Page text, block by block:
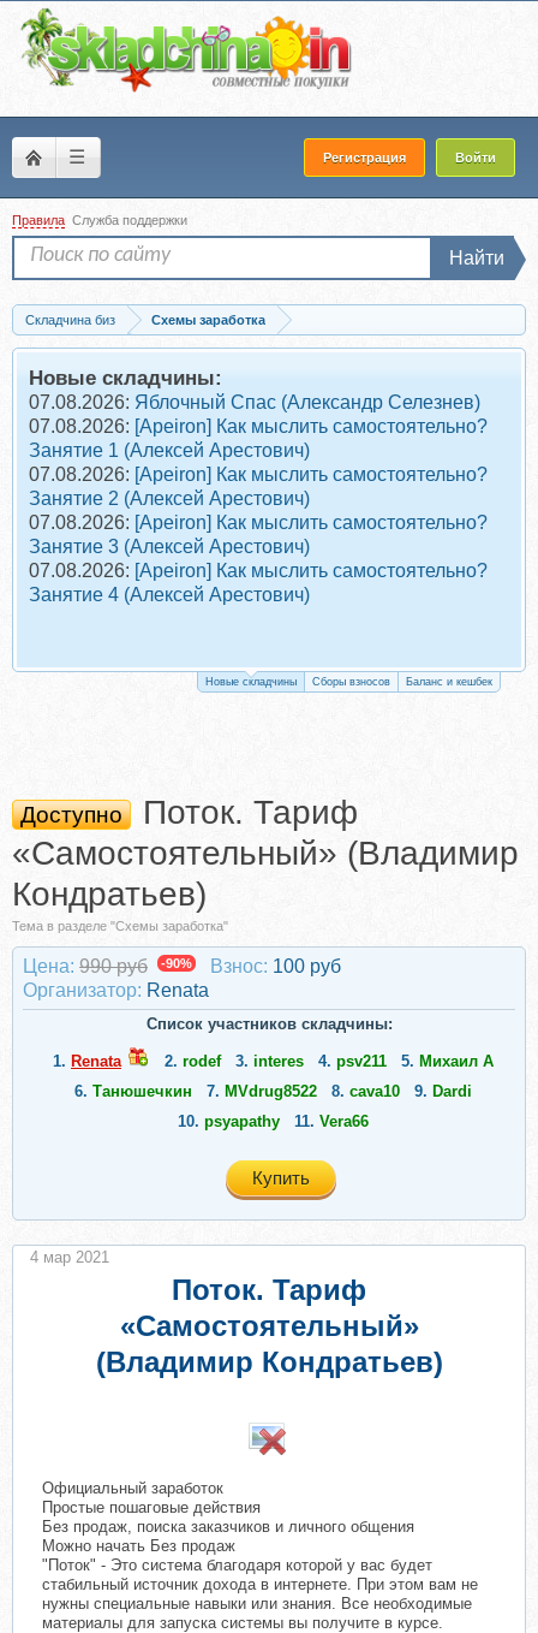
☰ Регистрация Войти
Правила Служба поддержки
Найти
Складчина биз
Схемы заработка
Скачать Поток. Тариф «Самостоятельный» (Владимир Кондратьев)
Новые складчины:
07.08.2026: Яблочный Спас (Александр Селезнев)
07.08.2026: [Apeiron] Как мыслить самостоятельно?
Занятие 1 (Алексей Арестович)
07.08.2026: [Apeiron] Как мыслить самостоятельно?
Занятие 2 (Алексей Арестович)
07.08.2026: [Apeiron] Как мыслить самостоятельно?
Занятие 3 (Алексей Арестович)
07.08.2026: [Apeiron] Как мыслить самостоятельно?
Занятие 4 (Алексей Арестович)
Новые складчины Сборы взносов Баланс и кешбек
Доступно
Поток. Тариф
«Самостоятельный» (Владимир
Кондратьев)
Тема в разделе "Схемы заработка"
Цена: 990 руб -90% Взнос: 100 руб
Организатор: Renata
Список участников складчины:
1. Renata 2. rodef 3. interes 4. psv211 5. Михаил А
6. Танюшечкин 7. MVdrug8522 8. cava10 9. Dardi
10. psyapathy 11. Vera66
Купить
Поток. Тариф
«Самостоятельный»
(Владимир Кондратьев)
Официальный заработок
Простые пошаговые действия
Без продаж, поиска заказчиков и личного общения
Можно начать Без продаж
"Поток" - Это система благодаря которой у вас будет
стабильный источник дохода в интернете. При этом вам не
нужны специальные навыки или знания. Все необходимые
материалы для запуска системы вы получите в курсе.
4 мар 2021